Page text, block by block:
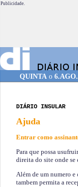
Publicidade.
QUINTA o
DIÁRIO INSULAR
Ajuda
Entrar como
Para que possa
direita do site onde se
Além de um numero
tambem permita a